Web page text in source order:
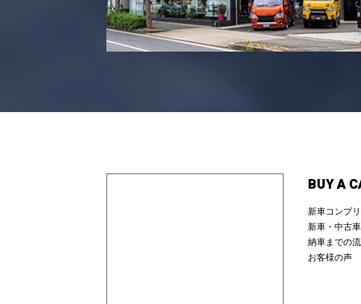
BUY A
新車コンプ
新車・中古
納車までの
お客様の声